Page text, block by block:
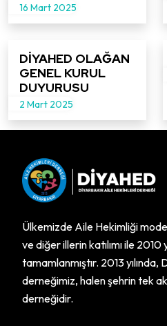
16 Mart 2025
DİYAHED OLAĞAN
GENEL KURUL
DUYURUSU
2 Mart 2025
Ülkemizde Aile Hekimliği
ve diğer illerin katılımı ile 2010
tamamlanmıştır. 2013
derneğimiz, halen şehrin tek
derneğidir.